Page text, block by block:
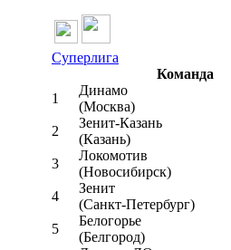
Суперлига
Команда
1
Динамо
(Москва)
2
Зенит-Казань
(Казань)
3
Локомотив
(Новосибирск)
4
Зенит
(Санкт-Петербург)
5
Белогорье
(Белгород)